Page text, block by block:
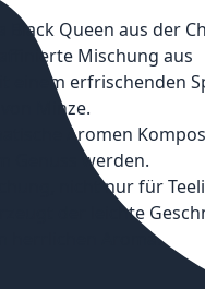
Black Queen aus der
Mischung aus
einem erfrischenden
Minze.
Aromen
Genuss werden.
nicht nur für
der leichte
herrlichen Aroma.